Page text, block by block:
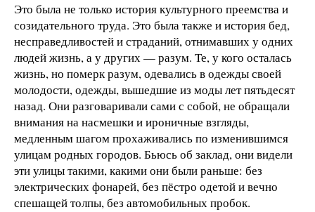
Это была не только история культурного преемства и
созидательного труда. Это была также и история бед,
несправедливостей и страданий, отнимавших у одних
людей жизнь, а у других — разум. Те, у кого осталась
жизнь, но померк разум, одевались в одежды своей
молодости, одежды, вышедшие из моды лет пятьдесят
назад. Они разговаривали сами с собой, не обращали
внимания на насмешки и ироничные взгляды,
медленным шагом прохаживались по изменившимся
улицам родных городов. Бьюсь об заклад, они видели
эти улицы такими, какими они были раньше: без
электрических фонарей, без пёстро одетой и вечно
спешащей толпы, без автомобильных пробок.